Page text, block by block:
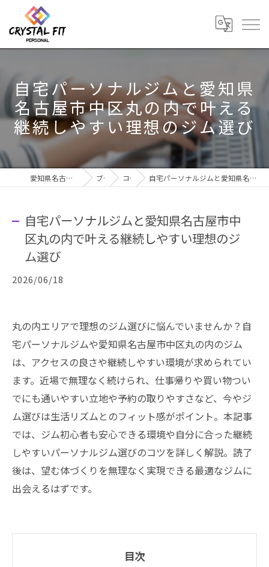
自宅パーソナルジムと愛知県
名古屋市中区丸の内で叶える
継続しやすい理想のジム選び
愛知県名古屋市のジムならCRYSTAL Fit ブログ コラム 自宅パーソナルジムと愛知県名古屋市中区丸の内で叶える継続しやすい理想のジム選び
自宅パーソナルジムと愛知県名古屋市中
区丸の内で叶える継続しやすい理想のジ
ム選び
2026/06/18
丸の内エリアで理想のジム選びに悩んでいませんか？自
宅パーソナルジムや愛知県名古屋市中区丸の内のジム
は、アクセスの良さや継続しやすい環境が求められてい
ます。近場で無理なく続けられ、仕事帰りや買い物つい
でにも通いやすい立地や予約の取りやすさなど、今やジ
ム選びは生活リズムとのフィット感がポイント。本記事
では、ジム初心者も安心できる環境や自分に合った継続
しやすいパーソナルジム選びのコツを詳しく解説。読了
後は、望む体づくりを無理なく実現できる最適なジムに
出会えるはずです。
目次